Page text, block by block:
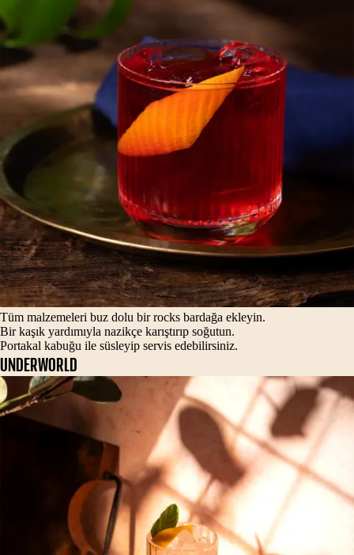
Tüm malzemeleri buz dolu bir rocks bardağa ekleyin.
Bir kaşık yardımıyla nazikçe karıştırıp soğutun.
Portakal kabuğu ile süsleyip servis edebilirsiniz.
UNDERWORLD